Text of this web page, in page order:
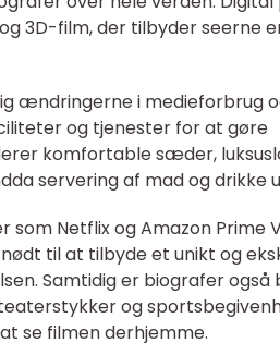
3D-film, der tilbyder seerne
ændringerne i medieforbrug
og tjenester for at gøre
komfortable sæder,
servering af mad og drikke
Netflix og Amazon Prime
til at tilbyde et unikt og
Samtidig er biografer også
og
se filmen derhjemme.